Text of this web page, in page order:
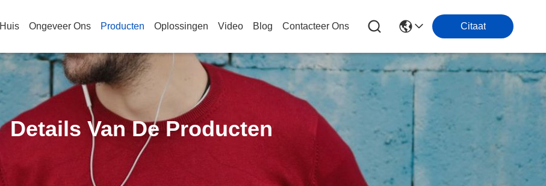
Huis Ongeveer Ons Producten Oplossingen Video Blog Contacteer Ons Citaat
Details Van De Producten